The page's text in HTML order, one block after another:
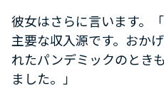
彼女はさらに言います。
主要な収入源です。おか
れたパンデミックのとき
ました。」